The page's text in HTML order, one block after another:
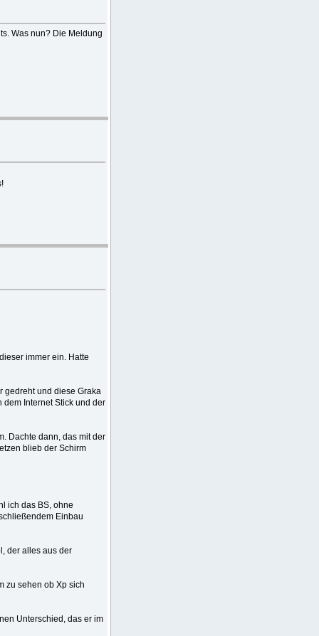
Was nun? Die Meldung
immer ein. Hatte
gedreht und diese Graka
Internet Stick und der
Dachte dann, das mit der
blieb der Schirm
ich das BS, ohne
Einbau
der alles aus der
zu sehen ob Xp sich
Unterschied, das er im